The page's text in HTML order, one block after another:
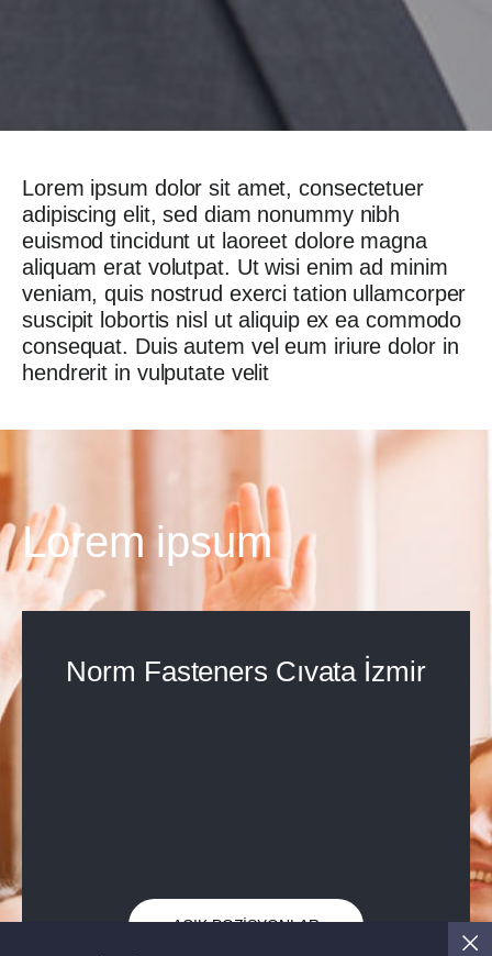
Lorem ipsum dolor sit amet, consectetuer
adipiscing elit, sed diam nonummy nibh
euismod tincidunt ut laoreet dolore magna
aliquam erat volutpat. Ut wisi enim ad minim
veniam, quis nostrud exerci tation ullamcorper
suscipit lobortis nisl ut aliquip ex ea commodo
consequat. Duis autem vel eum iriure dolor in
hendrerit in vulputate velit
Lorem ipsum
Norm Fasteners Cıvata İzmir
AÇIK POZİSYONLAR